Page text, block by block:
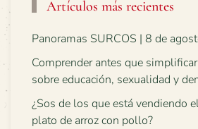
Artículos más recientes
Panoramas SURCOS | 8 de
Comprender antes que
sobre educación, sexualidad y
¿Sos de los que está vendiendo
plato de arroz con pollo?